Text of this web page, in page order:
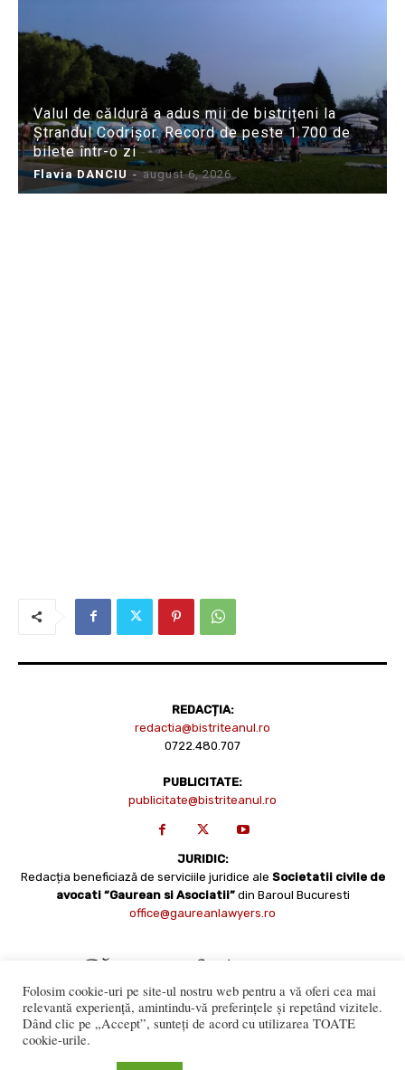
Valul de căldură a adus mii de bistrițeni la
Ștrandul Codrișor. Record de peste 1.700 de
bilete într-o zi
Flavia DANCIU - august 6, 2026
REDACȚIA:
redactia@bistriteanul.ro
0722.480.707
PUBLICITATE:
publicitate@bistriteanul.ro
JURIDIC:
Redacția beneficiază de serviciile juridice ale Societatii civile de
avocati “Gaurean si Asociatii” din Baroul Bucuresti
office@gaureanlawyers.ro
Folosim cookie-uri pe site-ul nostru web pentru a vă oferi cea mai
relevantă experiență, amintindu-vă preferințele și repetând vizitele.
Dând clic pe „Accept”, sunteți de acord cu utilizarea TOATE
cookie-urile.